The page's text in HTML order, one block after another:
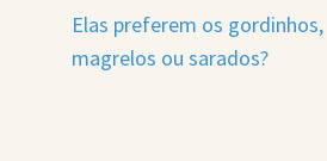
Elas preferem os gordinhos,
magrelos ou sarados?